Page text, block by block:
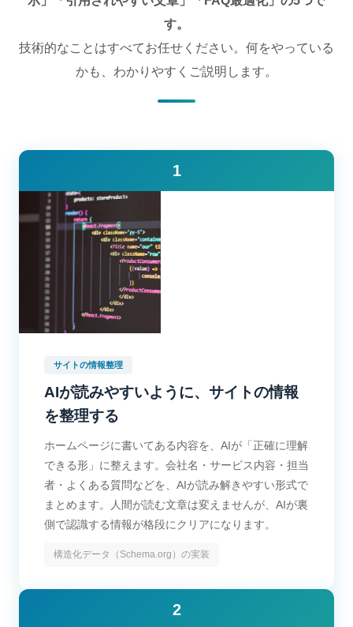
す。
技術的なことはすべてお任せください。何をやっている
かも、わかりやすくご説明します。
1
サイトの情報整理
AIが読みやすいように、サイトの情報
を整理する
ホームページに書いてある内容を、AIが「正確に理解
できる形」に整えます。会社名・サービス内容・担当
者・よくある質問などを、AIが読み解きやすい形式で
まとめます。人間が読む文章は変えませんが、AIが裏
側で認識する情報が格段にクリアになります。
構造化データ（Schema.org）の実装
2